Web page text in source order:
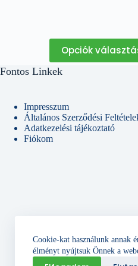
Cookie-kat használunk annak
élményt nyújtsuk Önnek a
Opciók
Ennek
a
a
Fontos Linkek
Impresszum
Általános Szerződési
Adatkezelési tájékoztató
Fiókom